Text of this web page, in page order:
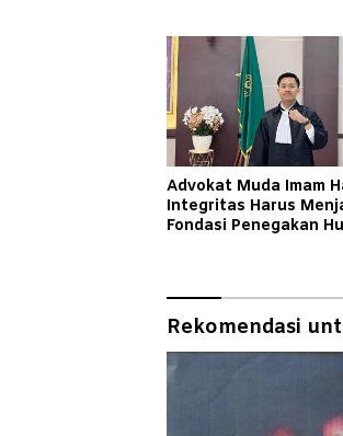
Advokat Muda Imam
Integritas Harus
Fondasi Penegakan
Rekomendasi